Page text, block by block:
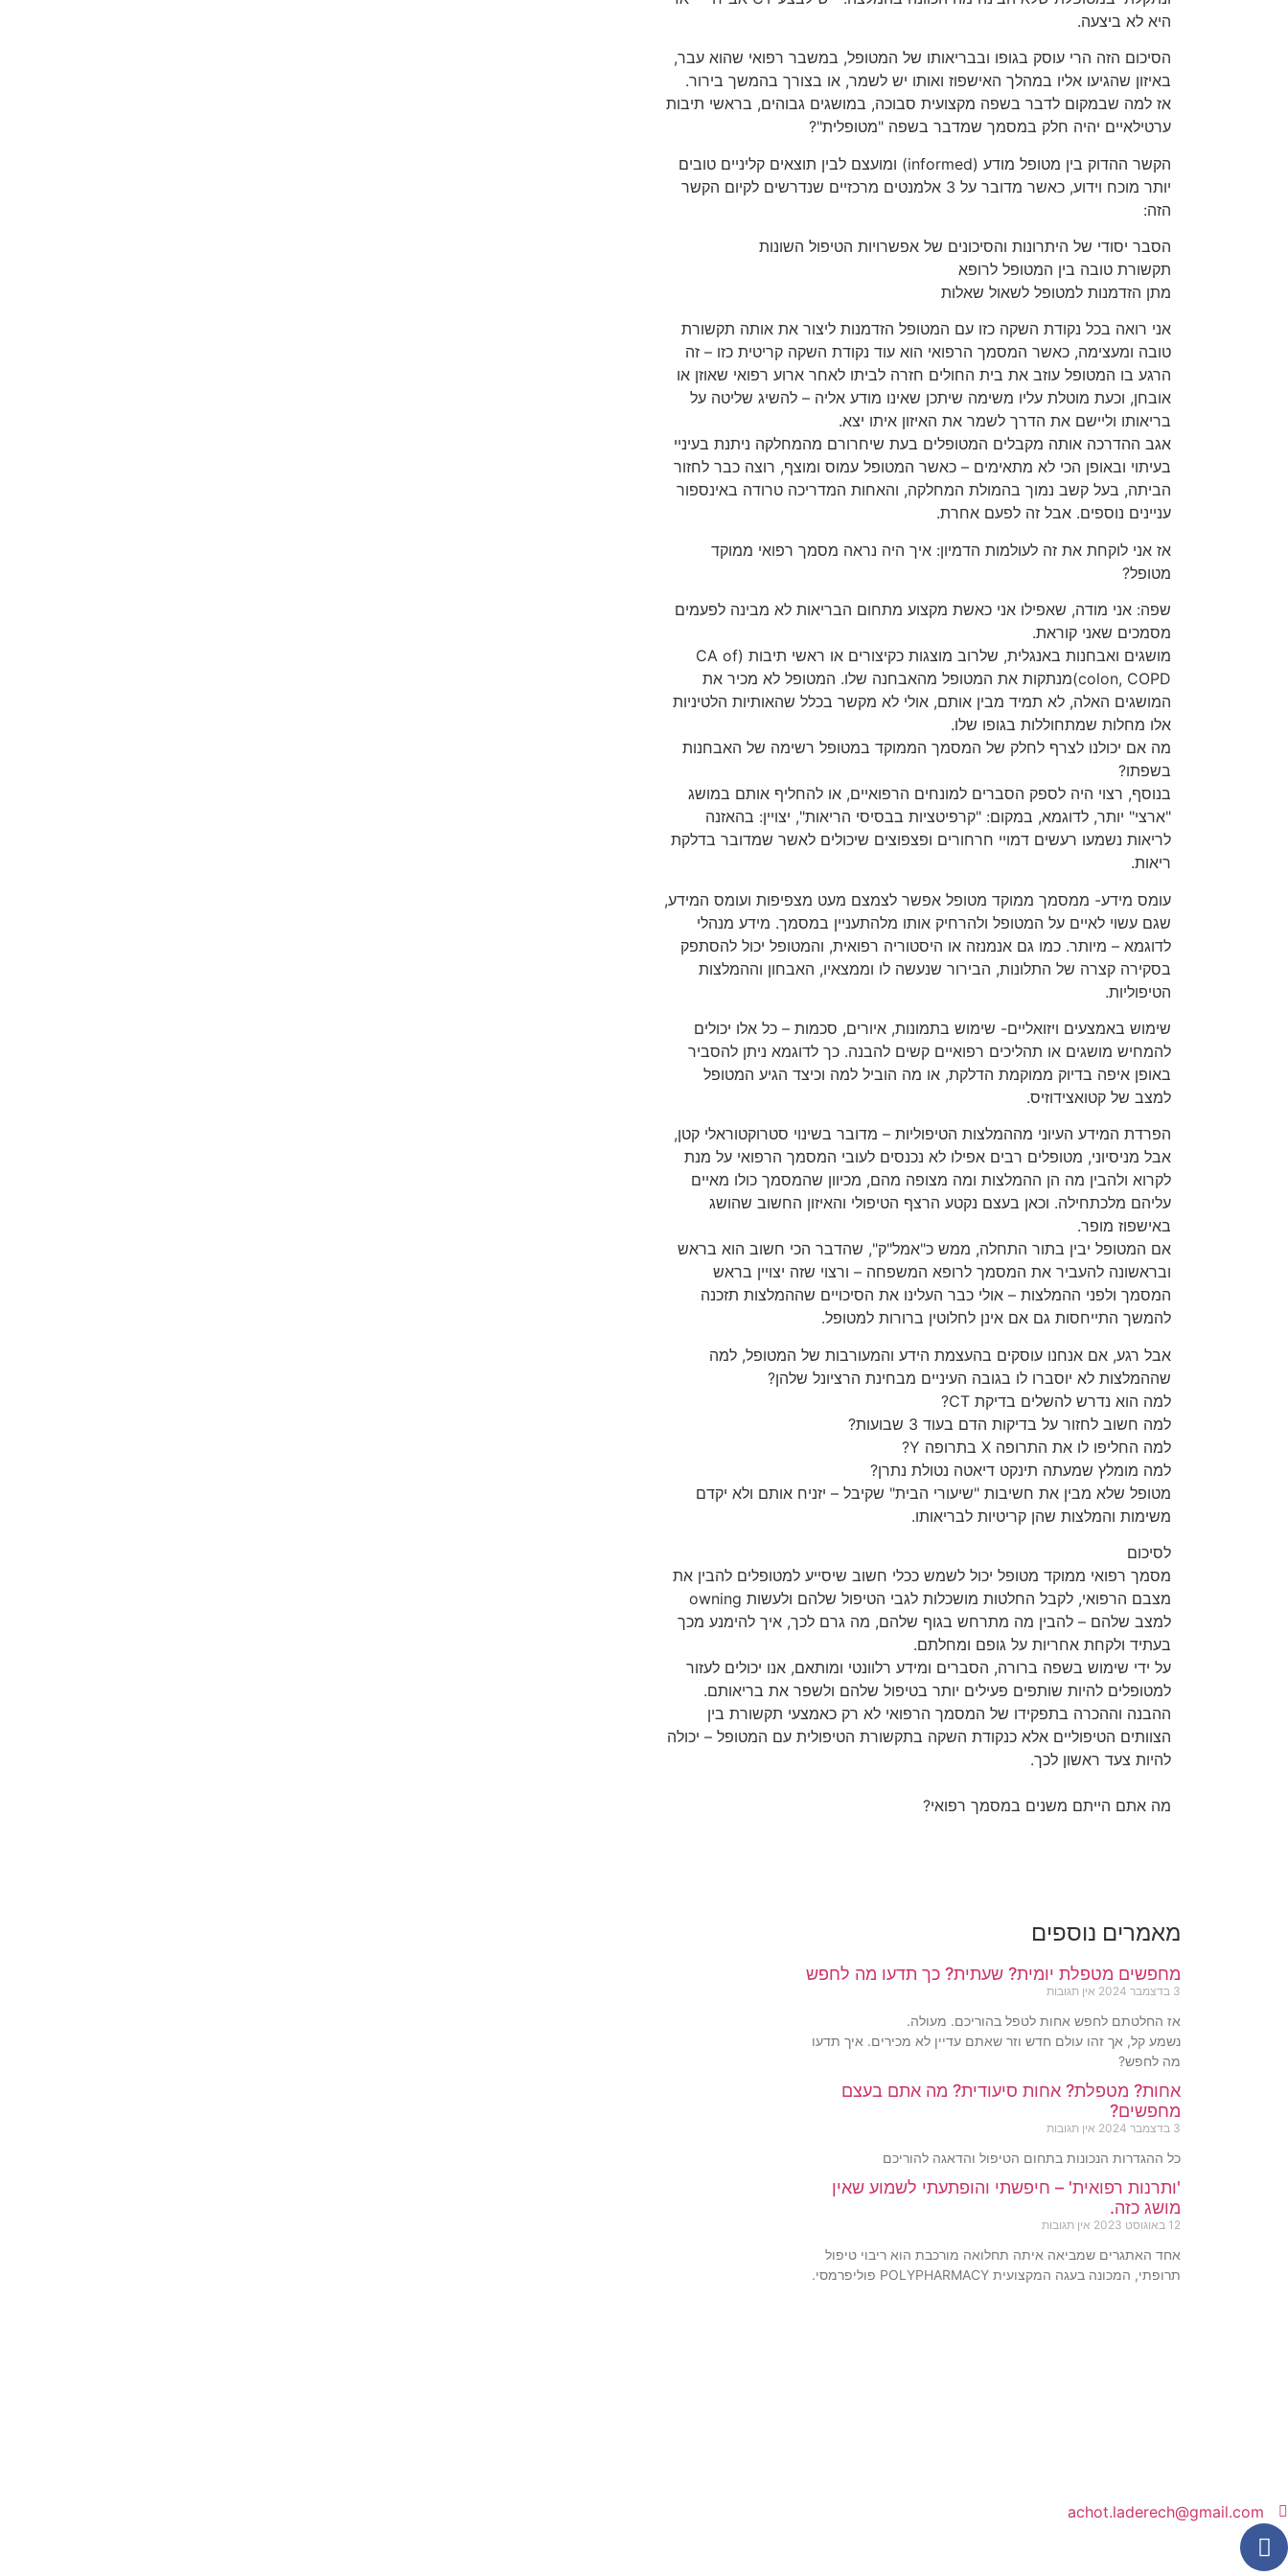
היא לא ביצעה.
הסיכום הזה הרי עוסק בגופו ובבריאותו של המטופל, במשבר רפואי שהוא עבר,
באיזון שהגיעו אליו במהלך האישפוז ואותו יש לשמר, או בצורך בהמשך בירור.
אז למה שבמקום לדבר בשפה מקצועית סבוכה, במושגים גבוהים, בראשי תיבות
ערטילאיים יהיה חלק במסמך שמדבר בשפה "מטופלית"?
הקשר ההדוק בין מטופל מודע (informed) ומועצם לבין תוצאים קליניים טובים
יותר מוכח וידוע, כאשר מדובר על 3 אלמנטים מרכזיים שנדרשים לקיום הקשר
הזה:
הסבר יסודי של היתרונות והסיכונים של אפשרויות הטיפול השונות
תקשורת טובה בין המטופל לרופא
מתן הזדמנות למטופל לשאול שאלות
אני רואה בכל נקודת השקה כזו עם המטופל הזדמנות ליצור את אותה תקשורת
טובה ומעצימה, כאשר המסמך הרפואי הוא עוד נקודת השקה קריטית כזו – זה
הרגע בו המטופל עוזב את בית החולים חזרה לביתו לאחר ארוע רפואי שאוזן או
אובחן, וכעת מוטלת עליו משימה שיתכן שאינו מודע אליה – להשיג שליטה על
בריאותו וליישם את הדרך לשמר את האיזון איתו יצא.
אגב ההדרכה אותה מקבלים המטופלים בעת שיחרורם מהמחלקה ניתנת בעיניי
בעיתוי ובאופן הכי לא מתאימים – כאשר המטופל עמוס ומוצף, רוצה כבר לחזור
הביתה, בעל קשב נמוך בהמולת המחלקה, והאחות המדריכה טרודה באינספור
עניינים נוספים. אבל זה לפעם אחרת.
אז אני לוקחת את זה לעולמות הדמיון: איך היה נראה מסמך רפואי ממוקד
מטופל?
שפה: אני מודה, שאפילו אני כאשת מקצוע מתחום הבריאות לא מבינה לפעמים
מסמכים שאני קוראת.
מושגים ואבחנות באנגלית, שלרוב מוצגות כקיצורים או ראשי תיבות (CA of
colon, COPD)מנתקות את המטופל מהאבחנה שלו. המטופל לא מכיר את
המושגים האלה, לא תמיד מבין אותם, אולי לא מקשר בכלל שהאותיות הלטיניות
אלו מחלות שמתחוללות בגופו שלו.
מה אם יכולנו לצרף לחלק של המסמך הממוקד במטופל רשימה של האבחנות
בשפתו?
בנוסף, רצוי היה לספק הסברים למונחים הרפואיים, או להחליף אותם במושג
"ארצי" יותר, לדוגמא, במקום: "קרפיטציות בבסיסי הריאות", יצויין: בהאזנה
לריאות נשמעו רעשים דמויי חרחורים ופצפוצים שיכולים לאשר שמדובר בדלקת
ריאות.
עומס מידע- ממסמך ממוקד מטופל אפשר לצמצם מעט מצפיפות ועומס המידע,
שגם עשוי לאיים על המטופל ולהרחיק אותו מלהתעניין במסמך. מידע מנהלי
לדוגמא – מיותר. כמו גם אנמנזה או היסטוריה רפואית, והמטופל יכול להסתפק
בסקירה קצרה של התלונות, הבירור שנעשה לו וממצאיו, האבחון וההמלצות
הטיפוליות.
שימוש באמצעים ויזואליים- שימוש בתמונות, איורים, סכמות – כל אלו יכולים
להמחיש מושגים או תהליכים רפואיים קשים להבנה. כך לדוגמא ניתן להסביר
באופן איפה בדיוק ממוקמת הדלקת, או מה הוביל למה וכיצד הגיע המטופל
למצב של קטואצידוזיס.
הפרדת המידע העיוני מההמלצות הטיפוליות – מדובר בשינוי סטרוקטוראלי קטן,
אבל מניסיוני, מטופלים רבים אפילו לא נכנסים לעובי המסמך הרפואי על מנת
לקרוא ולהבין מה הן ההמלצות ומה מצופה מהם, מכיוון שהמסמך כולו מאיים
עליהם מלכתחילה. וכאן בעצם נקטע הרצף הטיפולי והאיזון החשוב שהושג
באישפוז מופר.
אם המטופל יבין בתור התחלה, ממש כ"אמל"ק", שהדבר הכי חשוב הוא בראש
ובראשונה להעביר את המסמך לרופא המשפחה – ורצוי שזה יצויין בראש
המסמך ולפני ההמלצות – אולי כבר העלינו את הסיכויים שההמלצות תזכנה
להמשך התייחסות גם אם אינן לחלוטין ברורות למטופל.
אבל רגע, אם אנחנו עוסקים בהעצמת הידע והמעורבות של המטופל, למה
שההמלצות לא יוסברו לו בגובה העיניים מבחינת הרציונל שלהן?
למה הוא נדרש להשלים בדיקת CT?
למה חשוב לחזור על בדיקות הדם בעוד 3 שבועות?
למה החליפו לו את התרופה X בתרופה Y?
למה מומלץ שמעתה תינקט דיאטה נטולת נתרן?
מטופל שלא מבין את חשיבות "שיעורי הבית" שקיבל – יזניח אותם ולא יקדם
משימות והמלצות שהן קריטיות לבריאותו.
לסיכום
מסמך רפואי ממוקד מטופל יכול לשמש ככלי חשוב שיסייע למטופלים להבין את
מצבם הרפואי, לקבל החלטות מושכלות לגבי הטיפול שלהם ולעשות owning
למצב שלהם – להבין מה מתרחש בגוף שלהם, מה גרם לכך, איך להימנע מכך
בעתיד ולקחת אחריות על גופם ומחלתם.
על ידי שימוש בשפה ברורה, הסברים ומידע רלוונטי ומותאם, אנו יכולים לעזור
למטופלים להיות שותפים פעילים יותר בטיפול שלהם ולשפר את בריאותם.
ההבנה וההכרה בתפקידו של המסמך הרפואי לא רק כאמצעי תקשורת בין
הצוותים הטיפוליים אלא כנקודת השקה בתקשורת הטיפולית עם המטופל – יכולה
להיות צעד ראשון לכך.
מה אתם הייתם משנים במסמך רפואי?
מאמרים נוספים
מחפשים מטפלת יומית? שעתית? כך תדעו מה לחפש
3 בדצמבר 2024 אין תגובות
אז החלטתם לחפש אחות לטפל בהוריכם. מעולה.
נשמע קל, אך זהו עולם חדש וזר שאתם עדיין לא מכירים. איך תדעו
מה לחפש?
אחות? מטפלת? אחות סיעודית? מה אתם בעצם
מחפשים?
3 בדצמבר 2024 אין תגובות
כל ההגדרות הנכונות בתחום הטיפול והדאגה להוריכם
'ותרנות רפואית' – חיפשתי והופתעתי לשמוע שאין
מושג כזה.
12 באוגוסט 2023 אין תגובות
אחד האתגרים שמביאה איתה תחלואה מורכבת הוא ריבוי טיפול
תרופתי, המכונה בעגה המקצועית POLYPHARMACY פוליפרמסי.
achot.laderech@gmail.com